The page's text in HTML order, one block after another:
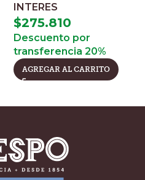
INTERES
$275.810
Descuento por
transferencia 20%
AGREGAR AL CARRITO